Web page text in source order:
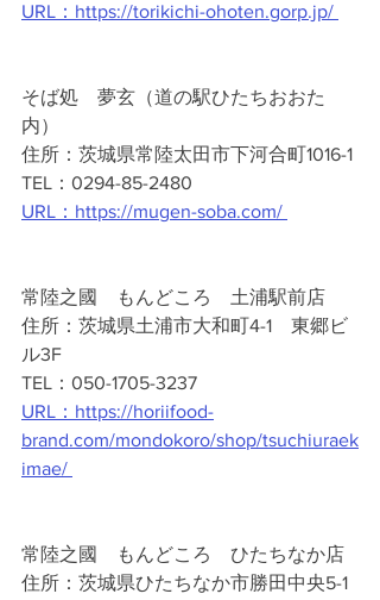
URL： https://torikichi-ohoten.gorp.jp/
そば処　夢玄（道の駅ひたちおおた
内）
住所：茨城県常陸太田市下河合町1016-1
TEL：0294-85-2480
URL： https://mugen-soba.com/
常陸之國　もんどころ　土浦駅前店
住所：茨城県土浦市大和町4-1　東郷ビ
ル3F
TEL：050-1705-3237
URL： https://horiifood-
brand.com/mondokoro/shop/tsuchiuraek
imae/
常陸之國　もんどころ　ひたちなか店
住所：茨城県ひたちなか市勝田中央5-1